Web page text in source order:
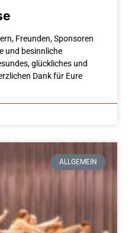
Freunden, Sponsoren
und besinnliche
glückliches und
Dank für Eure
ALLGEMEIN